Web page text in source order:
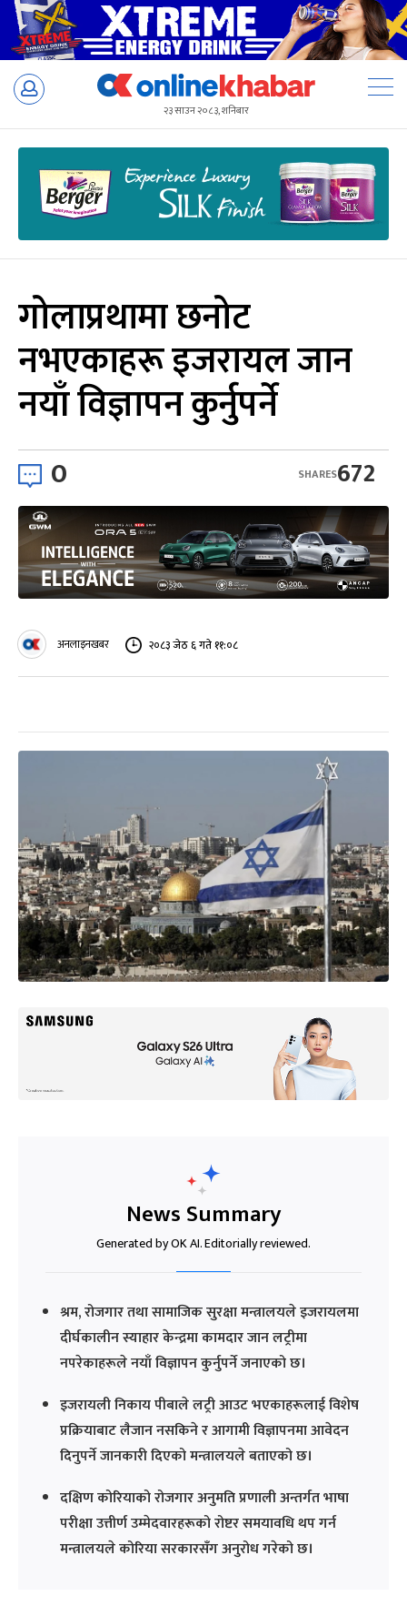
Skip
२३ साउन २०८३, शनिबार
गोलाप्रथामा छनोट
नभएकाहरू इजरायल जान
नयाँ विज्ञापन कुर्नुपर्ने
0 672
SHARES
अनलाइनखबर २०८३ जेठ ६ गते ११:०८
News Summary
Generated by OK AI. Editorially reviewed.
श्रम, रोजगार तथा सामाजिक सुरक्षा मन्त्रालयले इजरायलमा
दीर्घकालीन स्याहार केन्द्रमा कामदार जान लट्रीमा
नपरेकाहरूले नयाँ विज्ञापन कुर्नुपर्ने जनाएको छ।
इजरायली निकाय पीबाले लट्री आउट भएकाहरूलाई विशेष
प्रक्रियाबाट लैजान नसकिने र आगामी विज्ञापनमा आवेदन
दिनुपर्ने जानकारी दिएको मन्त्रालयले बताएको छ।
दक्षिण कोरियाको रोजगार अनुमति प्रणाली अन्तर्गत भाषा
परीक्षा उत्तीर्ण उम्मेदवारहरूको रोष्टर समयावधि थप गर्न
मन्त्रालयले कोरिया सरकारसँग अनुरोध गरेको छ।